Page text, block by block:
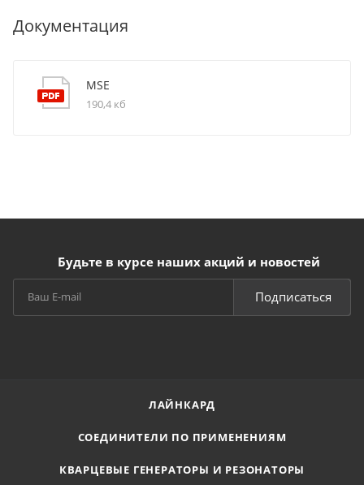
Документация
MSE
190,4 кб
Будьте в курсе наших акций и новостей
Подписаться
ЛАЙНКАРД
СОЕДИНИТЕЛИ ПО ПРИМЕНЕНИЯМ
КВАРЦЕВЫЕ ГЕНЕРАТОРЫ И РЕЗОНАТОРЫ